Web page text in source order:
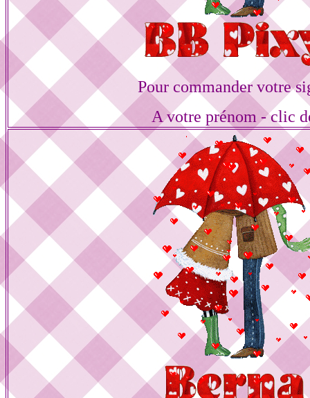
Pour commander votre
A votre prénom - clic